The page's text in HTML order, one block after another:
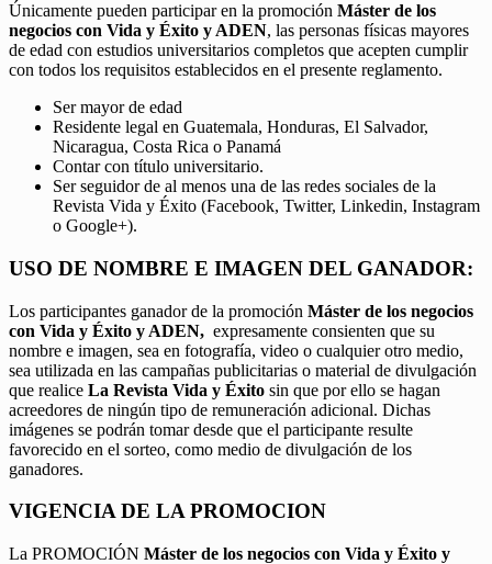
Únicamente pueden participar en la promoción Máster de los
negocios con Vida y Éxito y ADEN, las personas físicas mayores
de edad con estudios universitarios completos que acepten cumplir
con todos los requisitos establecidos en el presente reglamento.
Ser mayor de edad
Residente legal en Guatemala, Honduras, El Salvador,
Nicaragua, Costa Rica o Panamá
Contar con título universitario.
Ser seguidor de al menos una de las redes sociales de la
Revista Vida y Éxito (Facebook, Twitter, Linkedin, Instagram
o Google+).
USO DE NOMBRE E IMAGEN DEL GANADOR:
Los participantes ganador de la promoción Máster de los negocios
con Vida y Éxito y ADEN, expresamente consienten que su
nombre e imagen, sea en fotografía, video o cualquier otro medio,
sea utilizada en las campañas publicitarias o material de divulgación
que realice La Revista Vida y Éxito sin que por ello se hagan
acreedores de ningún tipo de remuneración adicional. Dichas
imágenes se podrán tomar desde que el participante resulte
favorecido en el sorteo, como medio de divulgación de los
ganadores.
VIGENCIA DE LA PROMOCION
La PROMOCIÓN Máster de los negocios con Vida y Éxito y